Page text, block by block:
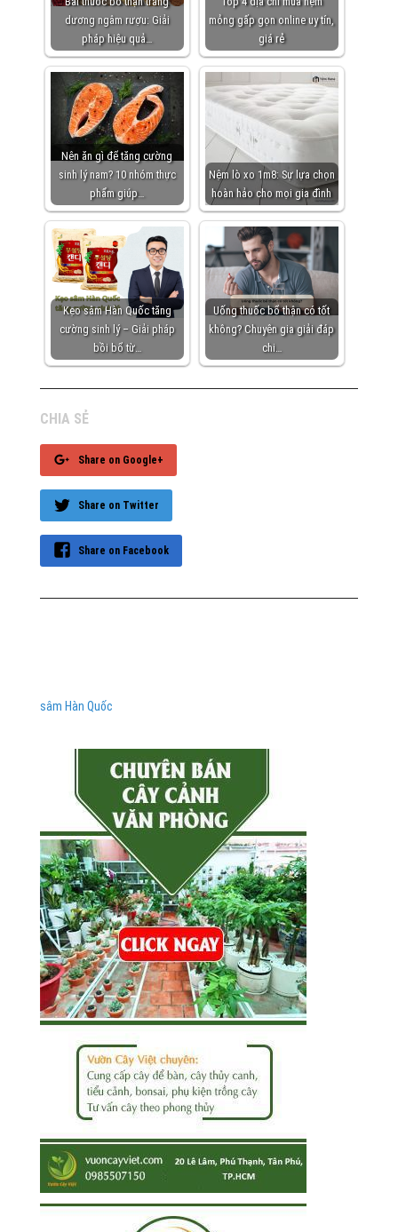
dương ngâm rượu: Giải
pháp hiệu quả…
mỏng gấp gọn online uy tín,
giá rẻ
Nên ăn gì để tăng cường
sinh lý nam? 10 nhóm thực
phẩm giúp…
Nệm lò xo 1m8: Sự lựa chọn
hoàn hảo cho mọi gia đình
Kẹo sâm Hàn Quốc tăng
cường sinh lý – Giải pháp
bồi bổ từ…
Uống thuốc bổ thận có tốt
không? Chuyên gia giải đáp
chi…
CHIA SẺ
Share on Google+
Share on Twitter
Share on Facebook
sâm Hàn Quốc